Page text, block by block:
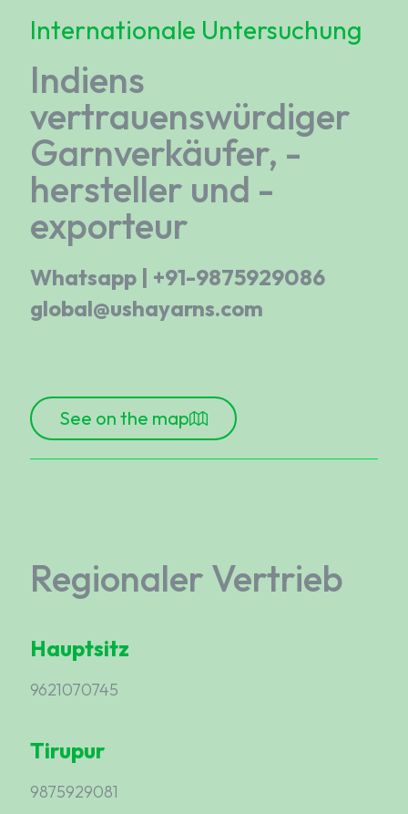
Internationale Untersuchung
Indiens
vertrauenswürdiger
Garnverkäufer, -
hersteller und -
exporteur
Whatsapp | +91-9875929086
global@ushayarns.com
See on the map
Regionaler Vertrieb
Hauptsitz
9621070745
Tirupur
9875929081